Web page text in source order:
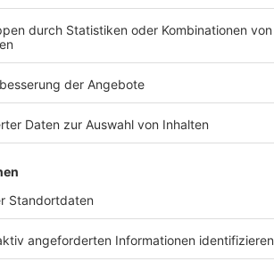
und „NotAufnahme“: https://
schalten? Schickt gerne eine E-
von der Decke, die Jagd auf die
München, Velden an der
sächsischen Erzgebirge und Stuttgart.
Schickt gerne eine E-Mail an: